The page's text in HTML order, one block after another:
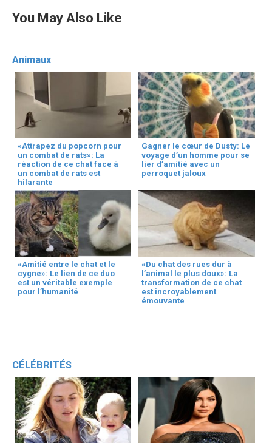
You May Also Like
Animaux
«Attrapez du popcorn pour
un combat de rats»: La
réaction de ce chat face à
un combat de rats est
hilarante
Gagner le cœur de Dusty: Le
voyage d’un homme pour se
lier d’amitié avec un
perroquet jaloux
«Amitié entre le chat et le
cygne»: Le lien de ce duo
est un véritable exemple
pour l’humanité
«Du chat des rues dur à
l’animal le plus doux»: La
transformation de ce chat
est incroyablement
émouvante
CÉLÉBRITÉS